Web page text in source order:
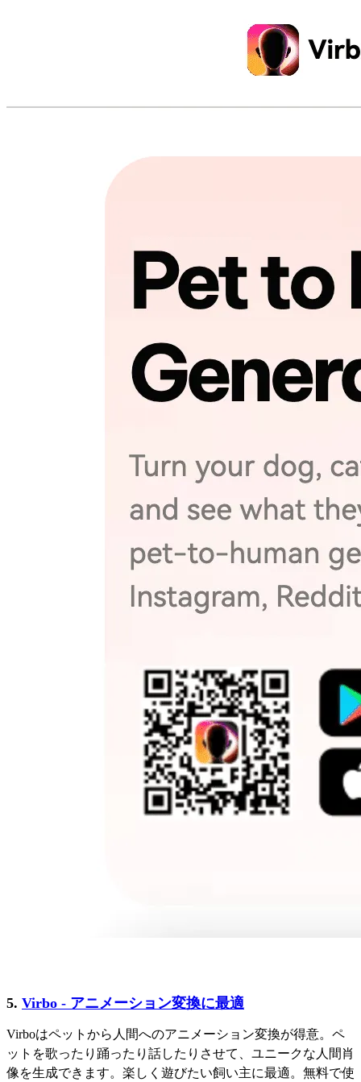
5. Virbo - アニメーション変換に最適
Virboはペットから人間へのアニメーション変換が得意。ペ
ットを歌ったり踊ったり話したりさせて、ユニークな人間肖
像を生成できます。楽しく遊びたい飼い主に最適。無料で使